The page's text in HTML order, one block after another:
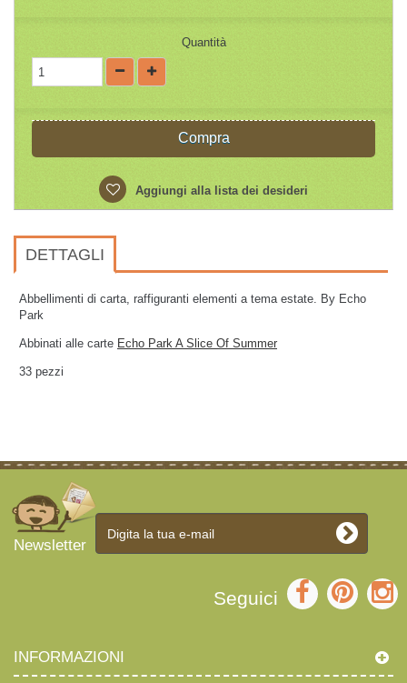
Quantità
Compra
Aggiungi alla lista dei desideri
DETTAGLI
Abbellimenti di carta, raffiguranti elementi a tema estate. By Echo
Park
Abbinati alle carte Echo Park A Slice Of Summer
33 pezzi
Newsletter
Seguici
INFORMAZIONI